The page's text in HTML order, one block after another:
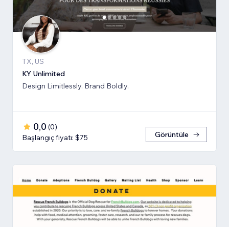
TX, US
KY Unlimited
Design Limitlessly. Brand Boldly.
0,0 (0)
Başlangıç fiyatı: $75
Görüntüle